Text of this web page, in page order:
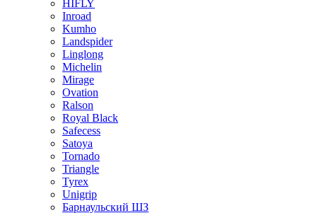
HIFLY
Inroad
Kumho
Landspider
Linglong
Michelin
Mirage
Ovation
Ralson
Royal Black
Safecess
Satoya
Tornado
Triangle
Tyrex
Unigrip
Барнаульский ШЗ